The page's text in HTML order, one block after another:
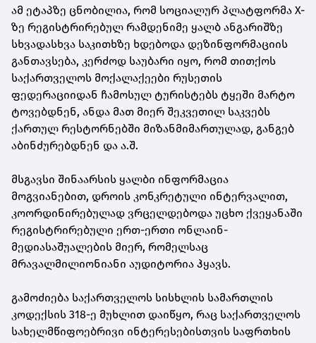
ამ ეტაპზე ცნობილია, რომ სოციალურ პლატფორმა X-
ზე რეგისტრირებულ რამდენიმე ყალბ ანგარიშზე
სხვადასხვა საკითხზე ხდებოდა დეზინფორმაციის
განთავსება, კერძოდ საუბარი იყო, რომ თითქოს
საქართველოს მოქალაქეები რუსეთის
ფედერაციიდან ჩამოსულ ტურისტებს ტყეში მარტო
ტოვებდნენ, ანდა მათ მიერ შეკვეთილ საკვებს
ქართულ რესტორნებში მიზანმიმართულად, განგებ
აბინძურებდნენ და ა.შ.
მსგავსი შინაარსის ყალბი ინფორმაცია
მოგვიანებით, დროის კონკრეტული ინტერვალით,
კოორდინირებულად ვრცელდებოდა უცხო ქვეყანაში
რეგისტრირებული ერთ-ერთი ონლაინ-
მედიასაშუალების მიერ, რომელსაც
მრავალმილიონიანი აუდიტორია ჰყავს.
გამოძიება საქართველოს სისხლის სამართლის
კოდექსის 318-ე მუხლით დაიწყო, რაც საქართველოს
სახელმწიფოებრივი ინტერესებისთვის საფრთხის